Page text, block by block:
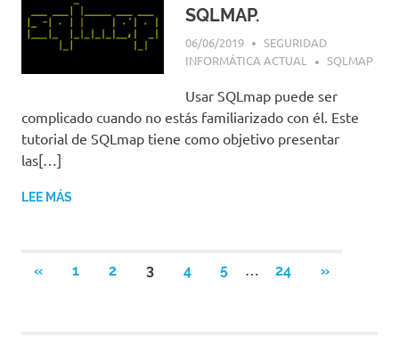
SQLMAP.
06/06/2019
SEGURIDAD
INFORMÁTICA ACTUAL
SQLMAP
Usar SQLmap puede ser
complicado cuando no estás familiarizado con él. Este
tutorial de SQLmap tiene como objetivo presentar
las[…]
LEE MÁS
« ENTRADAS
1 2 3 4 5 24 »